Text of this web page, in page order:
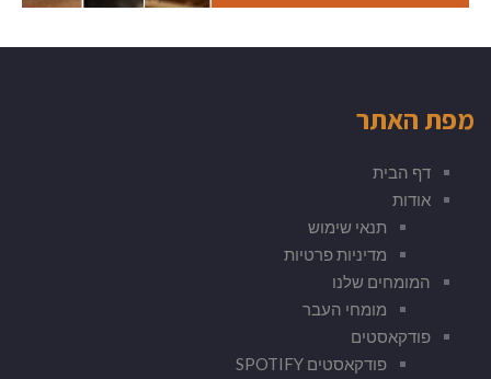
מפת האתר
דף הבית
אודות
תנאי שימוש
מדיניות פרטיות
המומחים שלנו
מומחי העבר
פודקאסטים
פודקאסטים SPOTIFY